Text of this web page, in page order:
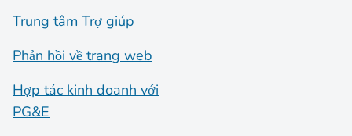
Trung tâm Trợ giúp
Phản hồi về trang web
Hợp tác kinh doanh với
PG&E